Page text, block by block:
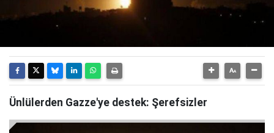
Ünlülerden Gazze'ye destek: Şerefsizler